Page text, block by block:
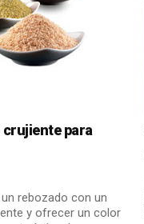
crujiente para
rebozado con un
y ofrecer un color